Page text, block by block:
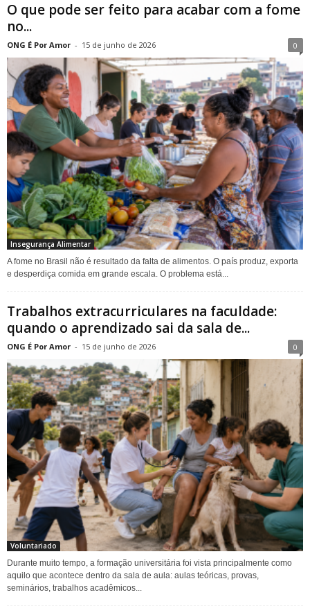
O que pode ser feito para acabar com a fome
no...
ONG É Por Amor - 15 de junho de 2026 0
Insegurança Alimentar
A fome no Brasil não é resultado da falta de alimentos. O país produz, exporta
e desperdiça comida em grande escala. O problema está...
Trabalhos extracurriculares na faculdade:
quando o aprendizado sai da sala de...
ONG É Por Amor - 15 de junho de 2026 0
Voluntariado
Durante muito tempo, a formação universitária foi vista principalmente como
aquilo que acontece dentro da sala de aula: aulas teóricas, provas,
seminários, trabalhos acadêmicos...